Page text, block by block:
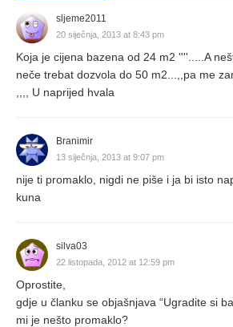
sljeme2011
20 siječnja, 2013 at 8:43 pm
Koja je cijena bazena od 24 m2 ''''.....A
neče trebat dozvola do 50 m2...,,pa me
,,,, U naprijed hvala
Branimir
13 siječnja, 2013 at 9:07 pm
nije ti promaklo, nigdi ne piše i ja bi isto
kuna
silva03
22 listopada, 2012 at 12:59 pm
Oprostite,
gdje u članku se objašnjava “Ugradite si
mi je nešto promaklo?